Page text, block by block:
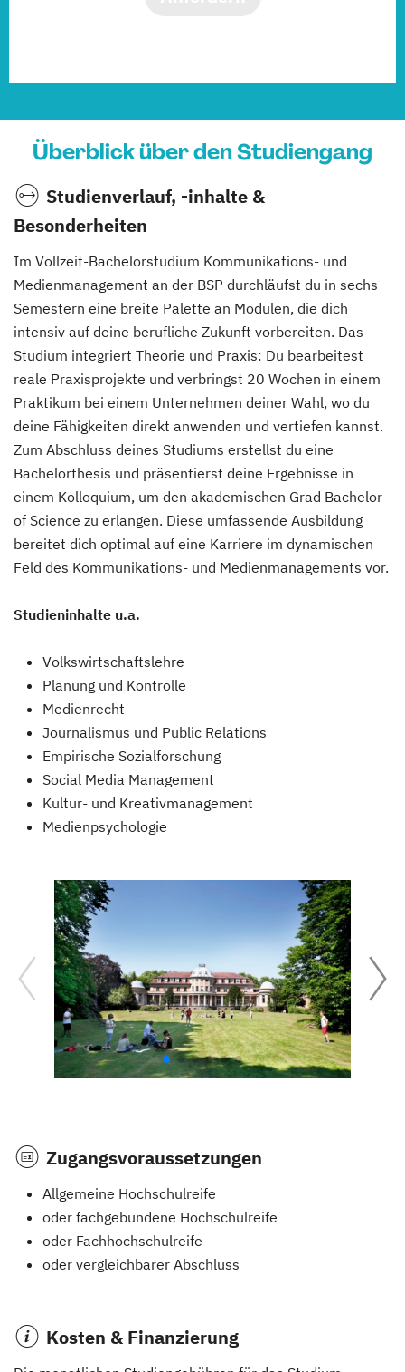
Überblick über den Studiengang
Studienverlauf, -inhalte &
Besonderheiten
Im Vollzeit-Bachelorstudium Kommunikations- und
Medienmanagement an der BSP durchläufst du in sechs
Semestern eine breite Palette an Modulen, die dich
intensiv auf deine berufliche Zukunft vorbereiten. Das
Studium integriert Theorie und Praxis: Du bearbeitest
reale Praxisprojekte und verbringst 20 Wochen in einem
Praktikum bei einem Unternehmen deiner Wahl, wo du
deine Fähigkeiten direkt anwenden und vertiefen kannst.
Zum Abschluss deines Studiums erstellst du eine
Bachelorthesis und präsentierst deine Ergebnisse in
einem Kolloquium, um den akademischen Grad Bachelor
of Science zu erlangen. Diese umfassende Ausbildung
bereitet dich optimal auf eine Karriere im dynamischen
Feld des Kommunikations- und Medienmanagements vor.
Studieninhalte u.a.
Volkswirtschaftslehre
Planung und Kontrolle
Medienrecht
Journalismus und Public Relations
Empirische Sozialforschung
Social Media Management
Kultur- und Kreativmanagement
Medienpsychologie
Zugangsvoraussetzungen
Allgemeine Hochschulreife
oder fachgebundene Hochschulreife
oder Fachhochschulreife
oder vergleichbarer Abschluss
Kosten & Finanzierung